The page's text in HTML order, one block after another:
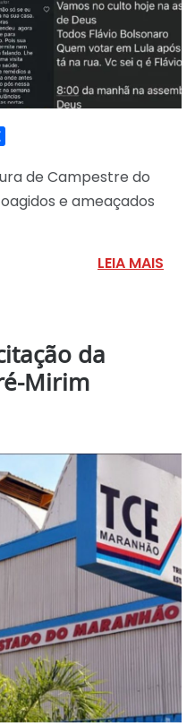
de Campestre do
e ameaçados
LEIA MAIS
da
Mirim